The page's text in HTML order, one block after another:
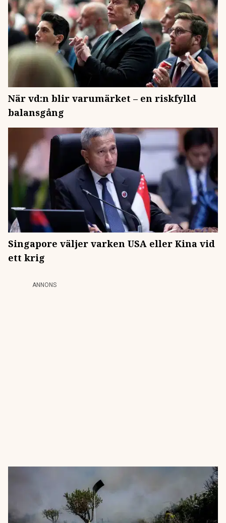
När vd:n blir varumärket – en riskfylld
balansgång
Singapore väljer varken USA eller Kina vid
ett krig
ANNONS